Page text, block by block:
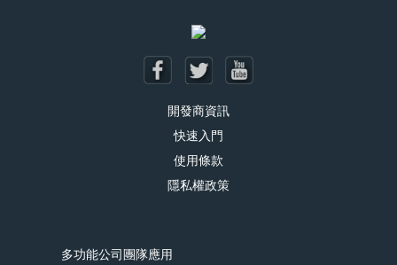
開發商資訊
快速入門
使用條款
隱私權政策
多功能公司團隊應用